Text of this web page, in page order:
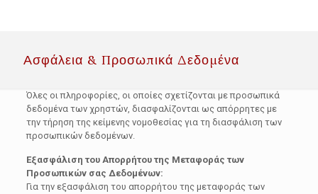
Ασφάλεια & Προσωπικά Δεδομένα
Όλες οι πληροφορίες, οι οποίες σχετίζονται με προσωπικά
δεδομένα των χρηστών, διασφαλίζονται ως απόρρητες με
την τήρηση της κείμενης νομοθεσίας για τη διασφάλιση των
προσωπικών δεδομένων.
Εξασφάλιση του Απορρήτου της Μεταφοράς των
Προσωπικών σας Δεδομένων:
Για την εξασφάλιση του απορρήτου της μεταφοράς των